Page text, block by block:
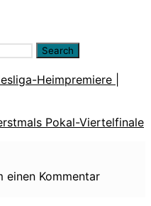
Heimpremiere |
Pokal-Viertelfinale
einen Kommentar